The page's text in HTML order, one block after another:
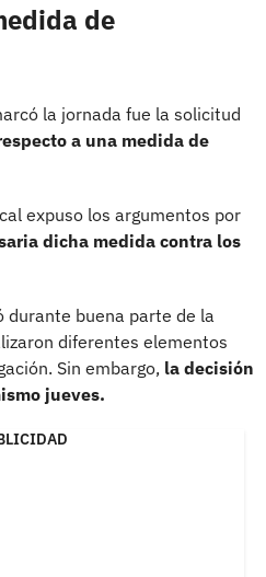
de
la jornada fue la solicitud
a una medida de
expuso los argumentos por
dicha medida contra los
durante buena parte de la
diferentes elementos
Sin embargo, la decisión
jueves.